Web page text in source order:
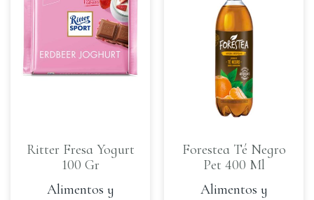
Ritter Fresa Yogurt
100 Gr
Alimentos y
Forestea Té Negro
Pet 400 Ml
Alimentos y